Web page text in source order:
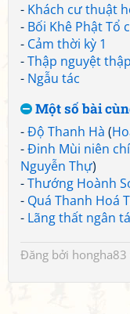
- Khách cư thuật
- Bối Khê Phật Tổ
- Cảm thời kỳ 1
-Thập nguyệt
- Ngẫu tác
Một số bài
-Độ Thanh Hà (
-Đinh Mùi niên
Nguyễn Thự)
-Thướng Hoành
- Quá Thanh Hoá
- Lãng thất ngân
Đăng bởi hongha83